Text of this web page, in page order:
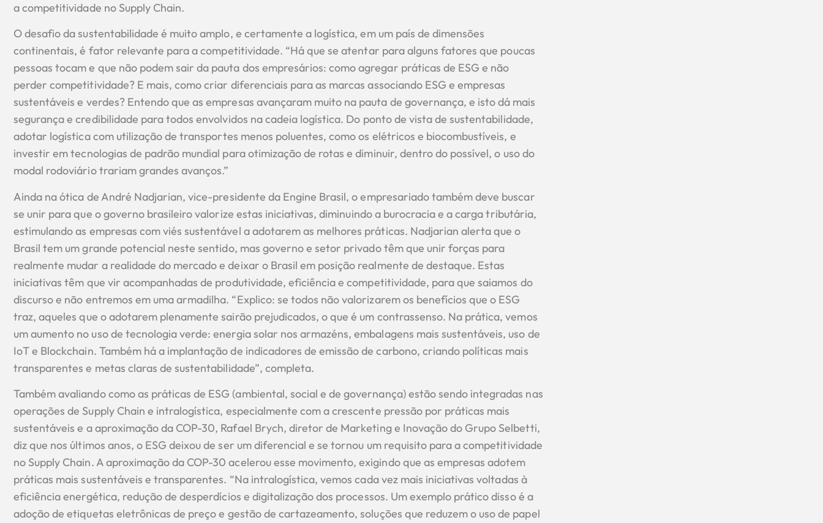
a competitividade no Supply Chain.
O desafio da sustentabilidade é muito amplo, e certamente a logística, em um país de dimensões
continentais, é fator relevante para a competitividade. “Há que se atentar para alguns fatores que poucas
pessoas tocam e que não podem sair da pauta dos empresários: como agregar práticas de ESG e não
perder competitividade? E mais, como criar diferenciais para as marcas associando ESG e empresas
sustentáveis e verdes? Entendo que as empresas avançaram muito na pauta de governança, e isto dá mais
segurança e credibilidade para todos envolvidos na cadeia logística. Do ponto de vista de sustentabilidade,
adotar logística com utilização de transportes menos poluentes, como os elétricos e biocombustíveis, e
investir em tecnologias de padrão mundial para otimização de rotas e diminuir, dentro do possível, o uso do
modal rodoviário trariam grandes avanços.”
Ainda na ótica de André Nadjarian, vice-presidente da Engine Brasil, o empresariado também deve buscar
se unir para que o governo brasileiro valorize estas iniciativas, diminuindo a burocracia e a carga tributária,
estimulando as empresas com viés sustentável a adotarem as melhores práticas. Nadjarian alerta que o
Brasil tem um grande potencial neste sentido, mas governo e setor privado têm que unir forças para
realmente mudar a realidade do mercado e deixar o Brasil em posição realmente de destaque. Estas
iniciativas têm que vir acompanhadas de produtividade, eficiência e competitividade, para que saiamos do
discurso e não entremos em uma armadilha. “Explico: se todos não valorizarem os benefícios que o ESG
traz, aqueles que o adotarem plenamente sairão prejudicados, o que é um contrassenso. Na prática, vemos
um aumento no uso de tecnologia verde: energia solar nos armazéns, embalagens mais sustentáveis, uso de
IoT e Blockchain. Também há a implantação de indicadores de emissão de carbono, criando políticas mais
transparentes e metas claras de sustentabilidade”, completa.
Também avaliando como as práticas de ESG (ambiental, social e de governança) estão sendo integradas nas
operações de Supply Chain e intralogística, especialmente com a crescente pressão por práticas mais
sustentáveis e a aproximação da COP-30, Rafael Brych, diretor de Marketing e Inovação do Grupo Selbetti,
diz que nos últimos anos, o ESG deixou de ser um diferencial e se tornou um requisito para a competitividade
no Supply Chain. A aproximação da COP-30 acelerou esse movimento, exigindo que as empresas adotem
práticas mais sustentáveis e transparentes. “Na intralogística, vemos cada vez mais iniciativas voltadas à
eficiência energética, redução de desperdícios e digitalização dos processos. Um exemplo prático disso é a
adoção de etiquetas eletrônicas de preço e gestão de cartazeamento, soluções que reduzem o uso de papel